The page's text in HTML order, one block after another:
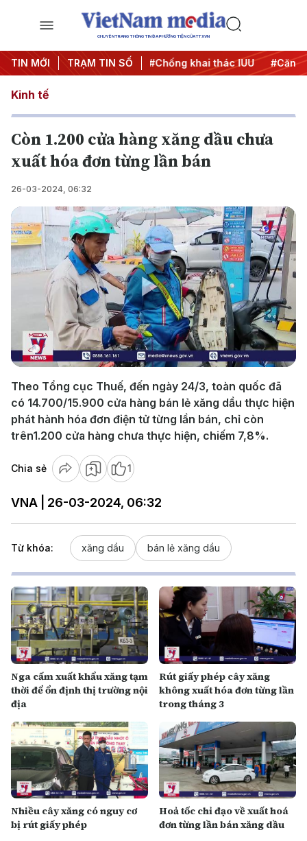
CHUYÊN TRANG THÔNG TIN ĐA PHƯƠNG TIỆN CỦA TTXVN
TIN MỚI TRẠM TIN SỐ
dịch 500 ngày đêm #Chống khai thác IUU #Căng
Kinh tế
Còn 1.200 cửa hàng xăng dầu chưa
xuất hóa đơn từng lần bán
26-03-2024, 06:32
Play
Video
Theo Tổng cục Thuế, đến ngày 24/3, toàn quốc đã
có 14.700/15.900 cửa hàng bán lẻ xăng dầu thực hiện
phát hành hóa đơn điện tử từng lần bán, chỉ còn
trên1.200 cửa hàng chưa thực hiện, chiếm 7,8%.
Chia sẻ 1
VNA | 26-03-2024, 06:32
Từ khóa: xăng dầu bán lẻ xăng dầu
Nga cấm xuất khẩu xăng tạm
thời để ổn định thị trường nội
địa
Rút giấy phép cây xăng
không xuất hóa đơn từng lần
trong tháng 3
Nhiều cây xăng có nguy cơ
bị rút giấy phép
Hoả tốc chỉ đạo về xuất hoá
đơn từng lần bán xăng dầu